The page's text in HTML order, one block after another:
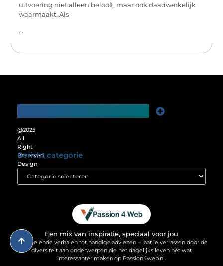
uitvoering niet alleen belooft, maar ook daadwerkelijk
waarmaakt. Als
...
@2025
All
Right
Reserved.
Design
www.passion4web.nl.
Bericht categorie
Een mix van inspiratie, speciaal voor jou
Van boeiende verhalen tot handige adviezen – laat je verrassen door de
diversiteit aan onderwerpen die het dagelijks leven nét wat
interessanter maken op Passion4web.nl.